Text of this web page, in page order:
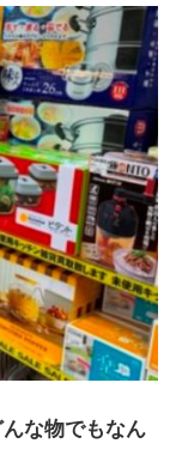
な物でもなん